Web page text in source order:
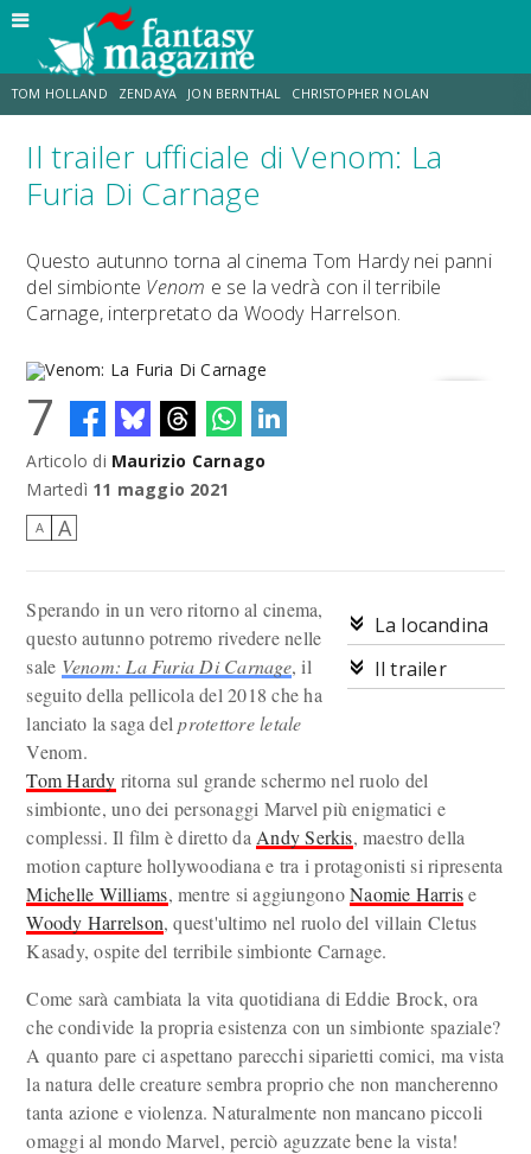
TOM HOLLAND ZENDAYA JON BERNTHAL CHRISTOPHER NOLAN
STRANIMONDI LUCCA COMICS & GAMES ODISSEA CHRIS MCKENNA
Il trailer ufficiale di Venom: La
Furia Di Carnage
Questo autunno torna al cinema Tom Hardy nei panni
del simbionte Venom e se la vedrà con il terribile
Carnage, interpretato da Woody Harrelson.
Venom: La Furia Di Carnage
7
Articolo di Maurizio Carnago
Martedì 11 maggio 2021
A A
La locandina
Il trailer
Sperando in un vero ritorno al cinema,
questo autunno potremo rivedere nelle
sale Venom: La Furia Di Carnage, il
seguito della pellicola del 2018 che ha
lanciato la saga delprotettore letale
Venom.
Tom Hardy ritorna sul grande schermo nel ruolo del
simbionte, uno dei personaggi Marvel più enigmatici e
complessi. Il film è diretto da Andy Serkis, maestro della
motion capture hollywoodiana e tra i protagonisti si ripresenta
Michelle Williams, mentre si aggiungonoNaomie Harrise
Woody Harrelson, quest'ultimo nel ruolo del villain Cletus
Kasady, ospite del terribile simbionte Carnage.
Come sarà cambiata la vita quotidiana di Eddie Brock, ora
che condivide la propria esistenza con un simbionte spaziale?
A quanto pare ci aspettano parecchi siparietti comici, ma vista
la natura delle creature sembra proprio che non mancherenno
tanta azione e violenza. Naturalmente non mancano piccoli
omaggi al mondo Marvel, perciò aguzzate bene la vista!